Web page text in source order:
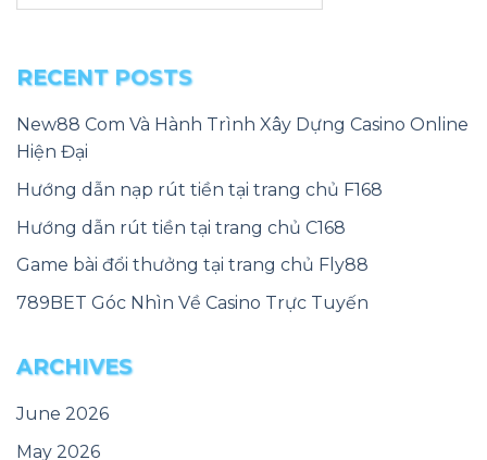
RECENT POSTS
New88 Com Và Hành Trình Xây Dựng Casino Online
Hiện Đại
Hướng dẫn nạp rút tiền tại trang chủ F168
Hướng dẫn rút tiền tại trang chủ C168
Game bài đổi thưởng tại trang chủ Fly88
789BET Góc Nhìn Về Casino Trực Tuyến
ARCHIVES
June 2026
May 2026